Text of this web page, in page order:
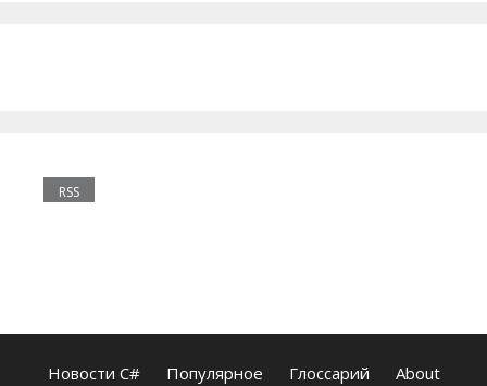
RSS
Новости C# Популярное Глоссарий
About